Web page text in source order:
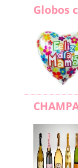
Globos